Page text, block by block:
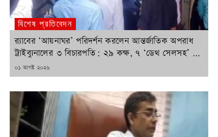
বিশেষ প্রতিবেদন
র‍্যাবের ‘আয়নাঘর’ পরিদর্শন করলেন আন্তর্জাতিক অপরাধ
ট্রাইব্যুনালের ৩ বিচারপতি: ২৯ কক্ষ, ৭ ‘ডেথ সেলসহ’ ...
POSTED
ON
০১ আগষ্ট ২০২৬